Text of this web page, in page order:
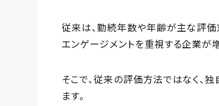
従来は、勤続年数や年齢が主な評価
エンゲージメントを重視する企業が
そこで、従来の評価方法ではなく、
ます。